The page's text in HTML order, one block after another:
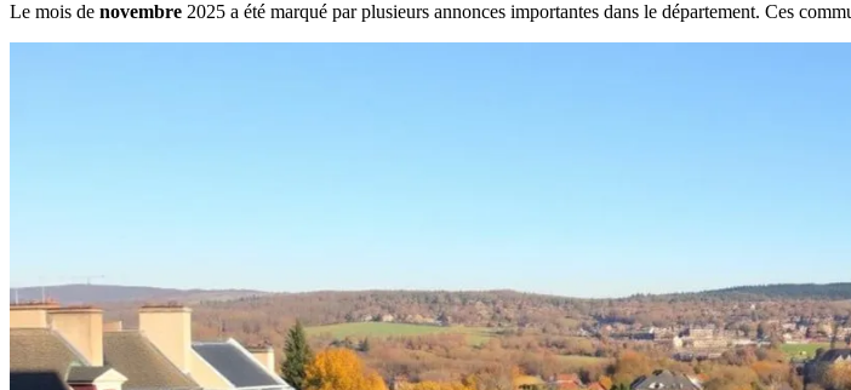
Le mois de novembre 2025 a été marqué par plusieurs annonces importantes dans le département. Ces